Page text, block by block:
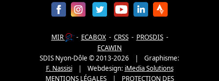
MIR - ECABOX- CRSS- PROSDIS-
ECAWIN
SDIS Nyon-Dôle ©2013-2026 | Graphisme:
F. Nassisi
| Webdesign: iMedia Solutions
MENTIONS LÉGALES| PROTECTION DES